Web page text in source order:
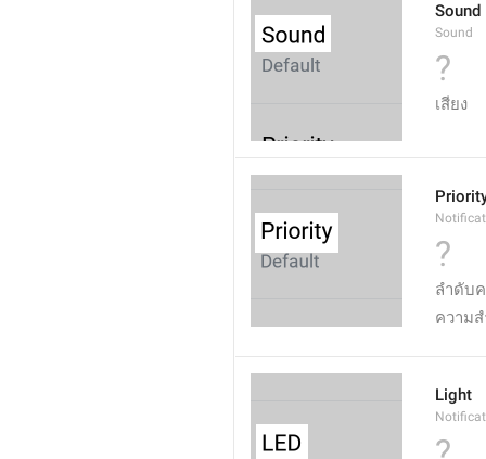
Sound
Sound
?
เสียง
?
ลำดับ
ความ
Light